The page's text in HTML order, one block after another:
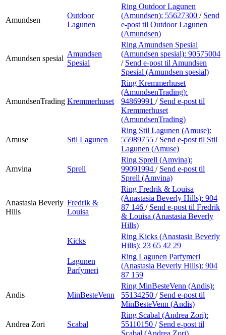
Amundsen
Outdoor
Lagunen
Ring Outdoor Lagunen
(Amundsen): 55627300 / Send
e-post til Outdoor Lagunen
(Amundsen)
Amundsen spesial
Amundsen
Spesial
Ring Amundsen Spesial
(Amundsen spesial): 90575004
/ Send e-post til Amundsen
Spesial (Amundsen spesial)
AmundsenTrading Kremmerhuset
Ring Kremmerhuset
(AmundsenTrading):
94869991 / Send e-post til
Kremmerhuset
(AmundsenTrading)
Amuse Stil Lagunen
Ring Stil Lagunen (Amuse):
55989755 / Send e-post til Stil
Lagunen (Amuse)
Amvina Sprell
Ring Sprell (Amvina):
99091994 / Send e-post til
Sprell (Amvina)
Anastasia Beverly
Hills
Fredrik &
Louisa
Ring Fredrik & Louisa
(Anastasia Beverly Hills): 904
87 146 / Send e-post til Fredrik
& Louisa (Anastasia Beverly
Hills)
Kicks
Ring Kicks (Anastasia Beverly
Hills): 23 65 42 29
Lagunen
Parfymeri
Ring Lagunen Parfymeri
(Anastasia Beverly Hills): 904
87 159
Andis MinBesteVenn
Ring MinBesteVenn (Andis):
55134250 / Send e-post til
MinBesteVenn (Andis)
Andrea Zori Scabal
Ring Scabal (Andrea Zori):
55110150 / Send e-post til
Scabal (Andrea Zori)